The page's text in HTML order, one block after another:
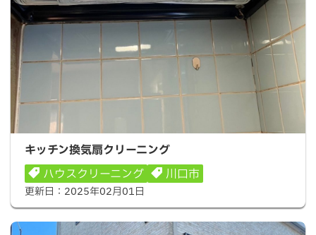
キッチン換気扇クリーニング
キッチン換気扇クリーニング
ハウスクリーニング
川口市
更新日： 2025年02月01日